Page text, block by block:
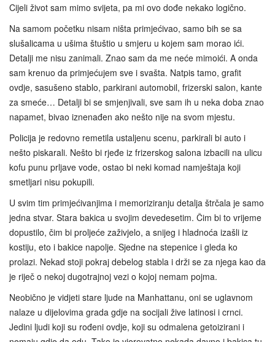
Cijeli život sam mimo svijeta, pa mi ovo dođe nekako logično.
Na samom početku nisam ništa primjećivao, samo bih se sa
slušalicama u ušima štuštio u smjeru u kojem sam morao ići.
Detalji me nisu zanimali. Znao sam da me neće mimoići. A onda
sam krenuo da primjećujem sve i svašta. Natpis tamo, grafit
ovdje, sasušeno stablo, parkirani automobil, frizerski salon, kante
za smeće… Detalji bi se smjenjivali, sve sam ih u neka doba znao
napamet, bivao iznenađen ako nešto nije na svom mjestu.
Policija je redovno remetila ustaljenu scenu, parkirali bi auto i
nešto piskarali. Nešto bi rjeđe iz frizerskog salona izbacili na ulicu
kofu punu prljave vode, ostao bi neki komad namještaja koji
smetljari nisu pokupili.
U svim tim primjećivanjima i memoriziranju detalja štrčala je samo
jedna stvar. Stara bakica u svojim devedesetim. Čim bi to vrijeme
dopustilo, čim bi proljeće zaživjelo, a snijeg i hladnoća izašli iz
kostiju, eto i bakice napolje. Sjedne na stepenice i gleda ko
prolazi. Nekad stoji pokraj debelog stabla i drži se za njega kao da
je riječ o nekoj dugotrajnoj vezi o kojoj nemam pojma.
Neobično je vidjeti stare ljude na Manhattanu, oni se uglavnom
nalaze u dijelovima grada gdje na socijali žive latinosi i crnci.
Jedini ljudi koji su rođeni ovdje, koji su odmalena getoizirani i